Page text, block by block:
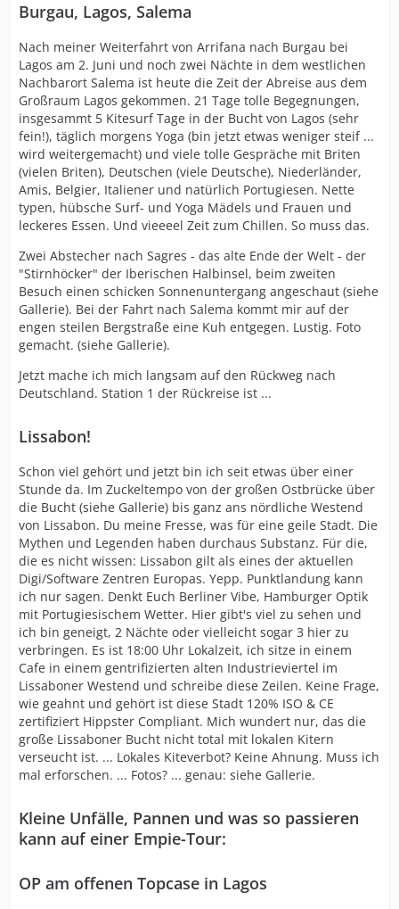
Burgau, Lagos, Salema
Nach meiner Weiterfahrt von Arrifana nach Burgau bei
Lagos am 2. Juni und noch zwei Nächte in dem westlichen
Nachbarort Salema ist heute die Zeit der Abreise aus dem
Großraum Lagos gekommen. 21 Tage tolle Begegnungen,
insgesammt 5 Kitesurf Tage in der Bucht von Lagos (sehr
fein!), täglich morgens Yoga (bin jetzt etwas weniger steif ...
wird weitergemacht) und viele tolle Gespräche mit Briten
(vielen Briten), Deutschen (viele Deutsche), Niederländer,
Amis, Belgier, Italiener und natürlich Portugiesen. Nette
typen, hübsche Surf- und Yoga Mädels und Frauen und
leckeres Essen. Und vieeeel Zeit zum Chillen. So muss das.
Zwei Abstecher nach Sagres - das alte Ende der Welt - der
"Stirnhöcker" der Iberischen Halbinsel, beim zweiten
Besuch einen schicken Sonnenuntergang angeschaut (siehe
Gallerie). Bei der Fahrt nach Salema kommt mir auf der
engen steilen Bergstraße eine Kuh entgegen. Lustig. Foto
gemacht. (siehe Gallerie).
Jetzt mache ich mich langsam auf den Rückweg nach
Deutschland. Station 1 der Rückreise ist ...
Lissabon!
Schon viel gehört und jetzt bin ich seit etwas über einer
Stunde da. Im Zuckeltempo von der großen Ostbrücke über
die Bucht (siehe Gallerie) bis ganz ans nördliche Westend
von Lissabon. Du meine Fresse, was für eine geile Stadt. Die
Mythen und Legenden haben durchaus Substanz. Für die,
die es nicht wissen: Lissabon gilt als eines der aktuellen
Digi/Software Zentren Europas. Yepp. Punktlandung kann
ich nur sagen. Denkt Euch Berliner Vibe, Hamburger Optik
mit Portugiesischem Wetter. Hier gibt's viel zu sehen und
ich bin geneigt, 2 Nächte oder vielleicht sogar 3 hier zu
verbringen. Es ist 18:00 Uhr Lokalzeit, ich sitze in einem
Cafe in einem gentrifizierten alten Industrieviertel im
Lissaboner Westend und schreibe diese Zeilen. Keine Frage,
wie geahnt und gehört ist diese Stadt 120% ISO & CE
zertifiziert Hippster Compliant. Mich wundert nur, das die
große Lissaboner Bucht nicht total mit lokalen Kitern
verseucht ist. ... Lokales Kiteverbot? Keine Ahnung. Muss ich
mal erforschen. ... Fotos? ... genau: siehe Gallerie.
Kleine Unfälle, Pannen und was so passieren
kann auf einer Empie-Tour:
OP am offenen Topcase in Lagos